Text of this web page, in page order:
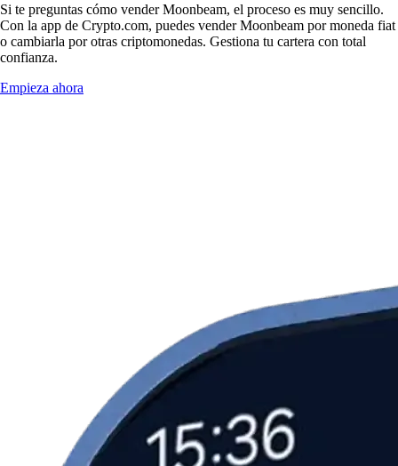
Si te preguntas cómo vender Moonbeam, el proceso es muy sencillo.
Con la app de Crypto.com, puedes vender Moonbeam por moneda fiat
o cambiarla por otras criptomonedas. Gestiona tu cartera con total
confianza.
Empieza ahora